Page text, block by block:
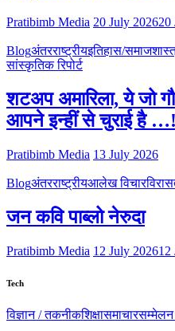
Pratibimb Media 20 July 202620
Blogअंतरराष्ट्रीयइतिहास/
सांस्कृतिक रिपोर्ट
शटअप अमारिला, ये जो
आपने इन्हीं से चुराई है …!
Pratibimb Media 13 July 2026
Blogअंतरराष्ट्रीयआलेख विचार
जन कवि पाब्लो नेरुदा
Pratibimb Media 12 July 202612
Tech
विज्ञान / तकनीकशिक्षासमाचारसम्मेलन